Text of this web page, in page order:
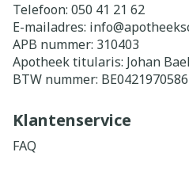
Telefoon: 050 41 21 62
E-mailadres: info@
APB nummer: 310403
Apotheek titularis: Johan
BTW nummer: BE0421970586
Klantenservice
FAQ